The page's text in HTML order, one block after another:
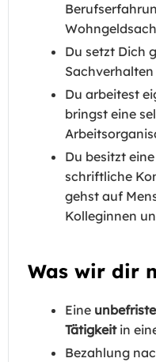
Du setzt Dich
Du arbeitest
bringst eine
Du besitzt
schriftliche
gehst auf
Kolleginnen
Was wir dir
Eine
Tätigkeitin
Bezahlung